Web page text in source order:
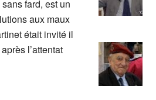
fard, est un
aux maux
était invité il
l’attentat